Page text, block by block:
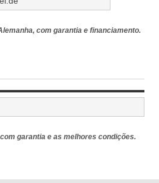
com garantia e financiamento.
garantia e as melhores condições.